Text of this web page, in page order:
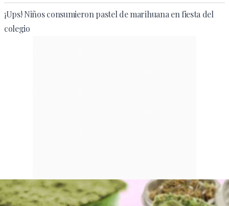
¡Ups! Niños consumieron pastel de marihuana en fiesta del
colegio